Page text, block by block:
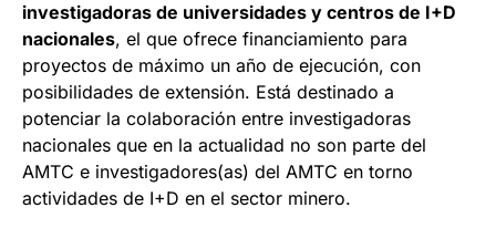
investigadoras de universidades y centros de I+D
nacionales, el que ofrece financiamiento para
proyectos de máximo un año de ejecución, con
posibilidades de extensión. Está destinado a
potenciar la colaboración entre investigadoras
nacionales que en la actualidad no son parte del
AMTC e investigadores(as) del AMTC en torno
actividades de I+D en el sector minero.